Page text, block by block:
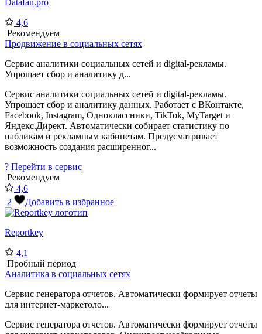
4,6
Рекомендуем
Продвижение в социальных сетях
Сервис аналитики социальных сетей и digital-рекламы.
Упрощает сбор и аналитику д...
Сервис аналитики социальных сетей и digital-рекламы.
Упрощает сбор и аналитику данных. Работает с ВКонтакте,
Facebook, Instagram, Одноклассники, TikTok, MyTarget и
Яндекс.Директ. Автоматически собирает статистику по
пабликам и рекламным кабинетам. Предусматривает
возможность создания расширенног...
? Перейти в сервис
Рекомендуем
4,6
2
Добавить в избранное
Reportkey
4,1
Пробный период
Аналитика в социальных сетях
Сервис генератора отчетов. Автоматически формирует отчеты
для интернет-маркетоло...
Сервис генератора отчетов. Автоматически формирует отчеты